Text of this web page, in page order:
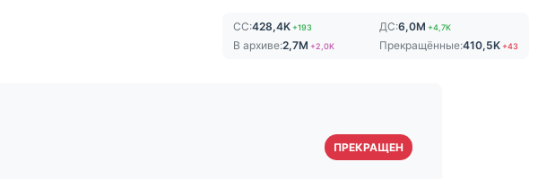
СС:428,4K+193 ДС:6,0M +4,7K
В архиве:2,7M +2,0K Прекращённые:410,5K +43
ПРЕКРАЩЕН